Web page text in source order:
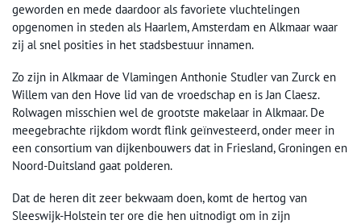
geworden en mede daardoor als favoriete vluchtelingen
opgenomen in steden als Haarlem, Amsterdam en Alkmaar waar
zij al snel posities in het stadsbestuur innamen.
Zo zijn in Alkmaar de Vlamingen Anthonie Studler van Zurck en
Willem van den Hove lid van de vroedschap en is Jan Claesz.
Rolwagen misschien wel de grootste makelaar in Alkmaar. De
meegebrachte rijkdom wordt flink geïnvesteerd, onder meer in
een consortium van dijkenbouwers dat in Friesland, Groningen en
Noord-Duitsland gaat polderen.
Dat de heren dit zeer bekwaam doen, komt de hertog van
Sleeswijk-Holstein ter ore die hen uitnodigt om in zijn